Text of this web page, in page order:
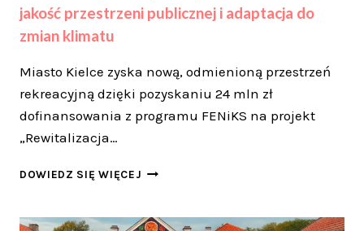
jakość przestrzeni publicznej i adaptacja do
zmian klimatu
Miasto Kielce zyska nową, odmienioną przestrzeń
rekreacyjną dzięki pozyskaniu 24 mln zł
dofinansowania z programu FENiKS na projekt
„Rewitalizacja…
DOWIEDZ SIĘ WIĘCEJ REWITALIZACJA
W